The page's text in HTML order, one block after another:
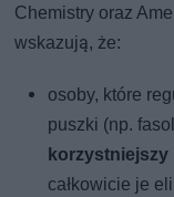
Chemistry oraz
wskazują, że:
osoby, które
puszki (np.
całkowicie je